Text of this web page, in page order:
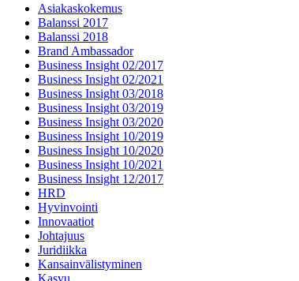
Asiakaskokemus
Balanssi 2017
Balanssi 2018
Brand Ambassador
Business Insight 02/2017
Business Insight 02/2021
Business Insight 03/2018
Business Insight 03/2019
Business Insight 03/2020
Business Insight 10/2019
Business Insight 10/2020
Business Insight 10/2021
Business Insight 12/2017
HRD
Hyvinvointi
Innovaatiot
Johtajuus
Juridiikka
Kansainvälistyminen
Kasvu